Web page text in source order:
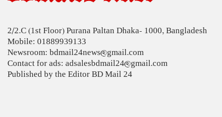
চিকিৎসক সমাবেশের উদ্বোধন করেছেন প্রধানমন্ত্রী
আগস্টের শেষ দিকে টানা ৪ দিনের ছুটি
2/2.C (1st Floor) Purana Paltan Dhaka- 1000, Bangladesh
Mobile: 01889939133
Newsroom: bdmail24news@gmail.com
Contact for ads: adsalesbdmail24@gmail.com
Published by the Editor BD Mail 24